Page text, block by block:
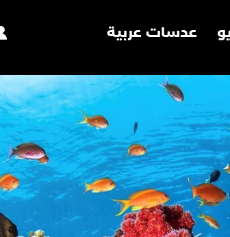
عدسات عربية